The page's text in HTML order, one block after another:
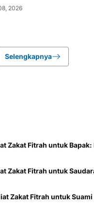
2026
Selengkapnya
Zakat Fitrah untuk Bapak:
Zakat Fitrah untuk
Zakat Fitrah untuk Suami